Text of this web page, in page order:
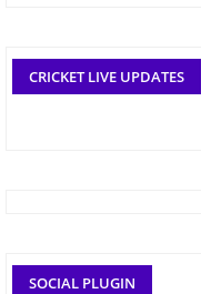
CRICKET LIVE UPDATES
SOCIAL PLUGIN